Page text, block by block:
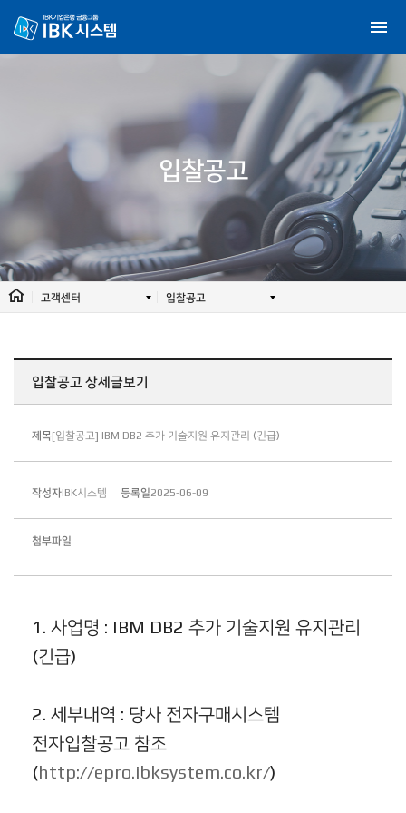
입찰공고
고객센터 입찰공고
입찰공고 상세글보기
제목[입찰공고] IBM DB2 추가 기술지원 유지관리 (긴급)
작성자IBK시스템 등록일2025-06-09
첨부파일
1. 사업명 : IBM DB2 추가 기술지원 유지관리
(긴급)
2. 세부내역 : 당사 전자구매시스템
전자입찰공고 참조
(http://epro.ibksystem.co.kr/)